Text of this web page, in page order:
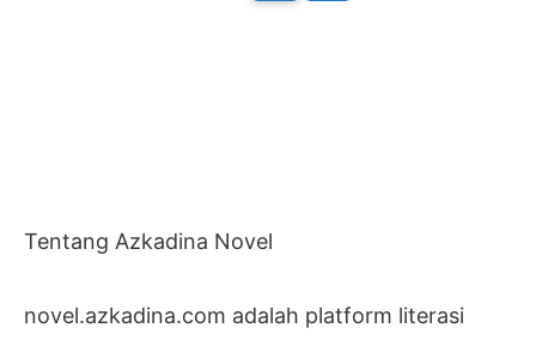
Tentang Azkadina Novel
novel.azkadina.com adalah platform literasi